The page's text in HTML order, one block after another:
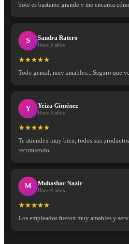
bote es bastante grande y me encanta
S Sandra Ratero
Hace 3 años
★★★★★
Todo genial, muy amables... Seguro que
Y Yeiza Giménez
Hace 3 años
★★★★★
Te atienden muy bien, todos sus
recomiendo.
M Mubashar Nazir
Hace 4 años
★★★★★
Los empleados fueron muy amables y